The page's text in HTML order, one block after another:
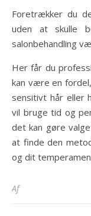
Foretrækker du
uden at skulle
salonbehandling
Her får du
kan være en
sensitivt hår eller
vil bruge tid og
det kan gøre
at finde den
og dit
Af